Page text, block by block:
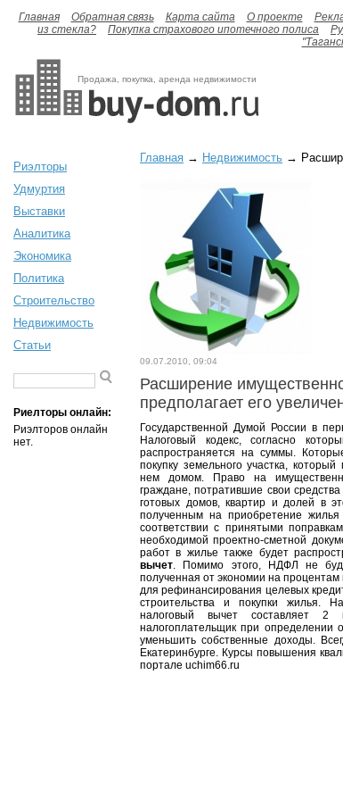
Главная Обратная связь Карта сайта О проекте
из стекла?
Покупка страхового ипотечного полиса
Продажа, покупка, аренда недвижимости
Риэлторы
Удмуртия
Выставки
Аналитика
Экономика
Политика
Строительство
Недвижимость
Статьи
Риелторы онлайн:
Риэлторов онлайн
нет.
Главная → Недвижимость →
09.07.2010, 09:04
Расширение
предполагает его
Государственной Думой России в
Налоговый кодекс, согласно
распространяется на суммы.
покупку земельного участка,
нем домом. Право на
граждане, потратившие свои
готовых домов, квартир и долей в
полученным на приобретение
соответствии с принятыми
необходимой проектно-сметной
работ в жилье также будет
вычет. Помимо этого, НДФЛ не
полученная от экономии на
для рефинансирования целевых
строительства и покупки жилья.
налоговый вычет составляет
налогоплательщик при определении
уменьшить собственные доходы.
Екатеринбурге. Курсы повышения
портале uchim66.ru